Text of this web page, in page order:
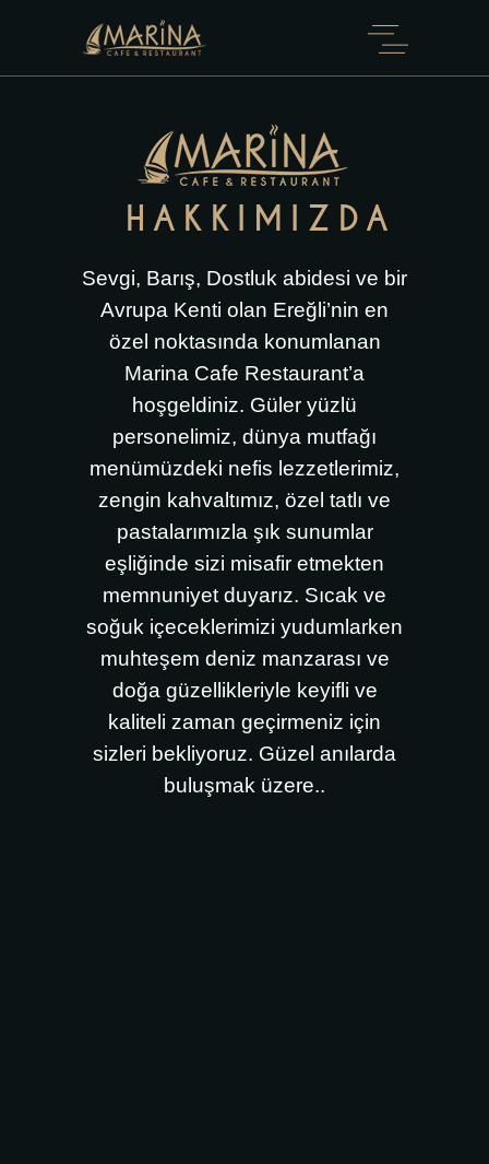
HAKKIMIZDA
Sevgi, Barış, Dostluk abidesi ve bir
Avrupa Kenti olan Ereğli’nin en
özel noktasında konumlanan
Marina Cafe Restaurant’a
hoşgeldiniz. Güler yüzlü
personelimiz, dünya mutfağı
menümüzdeki nefis lezzetlerimiz,
zengin kahvaltımız, özel tatlı ve
pastalarımızla şık sunumlar
eşliğinde sizi misafir etmekten
memnuniyet duyarız. Sıcak ve
soğuk içeceklerimizi yudumlarken
muhteşem deniz manzarası ve
doğa güzellikleriyle keyifli ve
kaliteli zaman geçirmeniz için
sizleri bekliyoruz. Güzel anılarda
buluşmak üzere..